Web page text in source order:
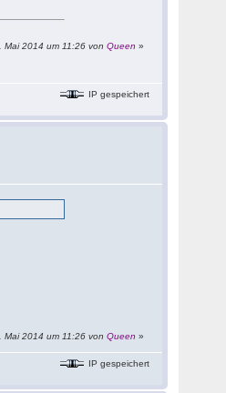
Mai 2014 um 11:26 vonQueen »
IP gespeichert
Mai 2014 um 11:26 vonQueen »
IP gespeichert